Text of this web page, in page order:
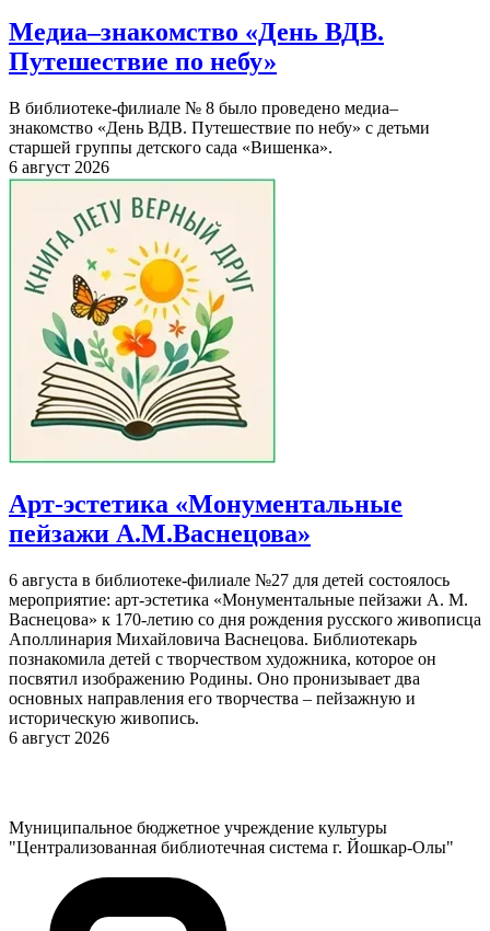
Медиа–знакомство «День ВДВ.
Путешествие по небу»
В библиотеке-филиале № 8 было проведено медиа–
знакомство «День ВДВ. Путешествие по небу» с детьми
старшей группы детского сада «Вишенка».
6 август 2026
Арт-эстетика «Монументальные
пейзажи А.М.Васнецова»
6 августа в библиотеке-филиале №27 для детей состоялось
мероприятие: арт-эстетика «Монументальные пейзажи А. М.
Васнецова» к 170-летию со дня рождения русского живописца
Аполлинария Михайловича Васнецова. Библиотекарь
познакомила детей с творчеством художника, которое он
посвятил изображению Родины. Оно пронизывает два
основных направления его творчества – пейзажную и
историческую живопись.
6 август 2026
Муниципальное бюджетное учреждение культуры
"Централизованная библиотечная система г. Йошкар-Олы"